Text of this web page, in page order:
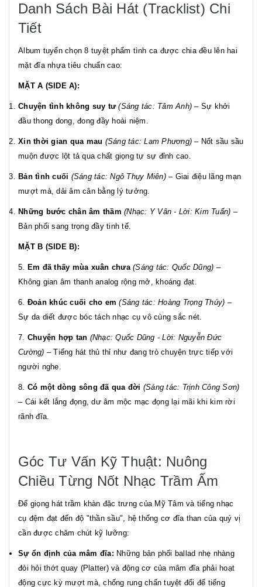
Danh Sách Bài Hát (Tracklist) Chi
Tiết
Album tuyển chọn 8 tuyệt phẩm tình ca được chia đều lên hai
mặt đĩa nhựa tiêu chuẩn cao:
MẶT A (SIDE A):
Chuyện tình không suy tư (Sáng tác: Tâm Anh) – Sự khởi
đầu thong dong, đong đầy hoài niệm.
Xin thời gian qua mau (Sáng tác: Lam Phương) – Nốt sầu sầu
muộn được lột tả qua chất giọng tự sự đỉnh cao.
Bản tình cuối (Sáng tác: Ngô Thụy Miên)– Giai điệu lãng mạn
mượt mà, dải âm cân bằng lý tưởng.
Những bước chân âm thầm (Nhạc: Y Vân - Lời: Kim Tuấn) –
Bản phối sang trọng đầy tinh tế.
MẶT B (SIDE B):
5. Em đã thấy mùa xuân chưa (Sáng tác: Quốc Dũng) –
Không gian âm thanh analog rộng mở, khoáng đạt.
6. Đoản khúc cuối cho em (Sáng tác: Hoàng Trọng Thúy) –
Sự da diết được bóc tách nhạc cụ vô cùng sắc nét.
7. Chuyện hợp tan (Nhạc: Quốc Dũng - Lời: Nguyễn Đức
Cường) – Tiếng hát thủ thỉ như đang trò chuyện trực tiếp với
người nghe.
8. Có một dòng sông đã qua đời (Sáng tác: Trịnh Công Sơn)
– Cái kết lắng đọng, dư âm mộc mạc đọng lại mãi khi kim rời
rãnh đĩa.
Góc Tư Vấn Kỹ Thuật: Nuông
Chiều Từng Nốt Nhạc Trầm Ấm
Để giọng hát trầm khàn đặc trưng của Mỹ Tâm và tiếng nhạc
cụ đệm đạt đến độ "thần sầu", hệ thống cơ đĩa than của quý vị
cần được chăm chút kỹ lưỡng:
Sự ổn định của mâm đĩa: Những bản phối ballad nhẹ nhàng
đòi hỏi thớt quay (Platter) và động cơ của mâm đĩa phải hoạt
động cực kỳ mượt mà, chống rung chấn tuyệt đối để tiếng